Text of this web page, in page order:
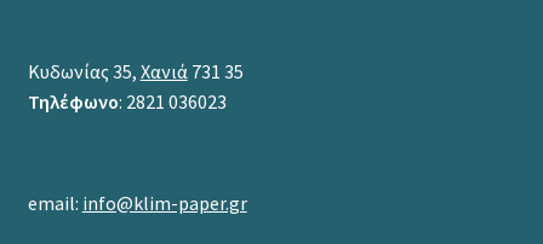
Κυδωνίας 35, Χανιά731 35
Τηλέφωνο: 2821 036023
email: info@klim-paper.gr